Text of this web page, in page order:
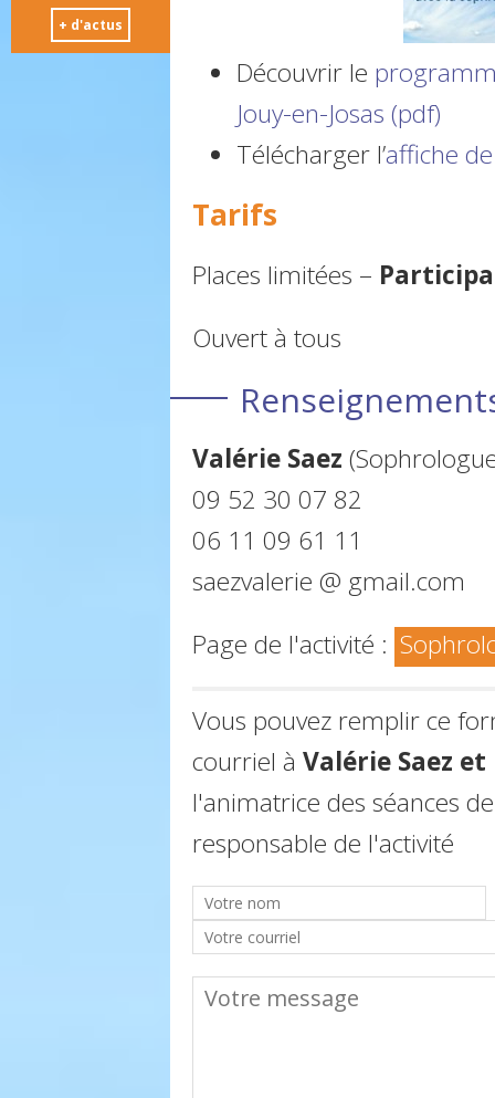
Découvrir le
Jouy-en-Josas (pdf)
Télécharger l’affiche
Tarifs
Places limitées –
Ouvert à tous
Valérie Saez
09 52 30 07 82
06 11 09 61 11
saezvalerie @ gmail.com
Page de l'activité :
Vous pouvez remplir ce
courriel à Valérie Saez
l'animatrice des séances
responsable de l'activité
+ d'actus